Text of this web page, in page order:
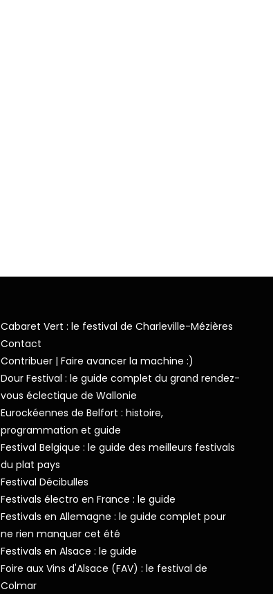
Cabaret Vert : le festival de Charleville-Mézières
Contact
Contribuer | Faire avancer la machine :)
Dour Festival : le guide complet du grand rendez-
vous éclectique de Wallonie
Eurockéennes de Belfort : histoire,
programmation et guide
Festival Belgique : le guide des meilleurs festivals
du plat pays
Festival Décibulles
Festivals électro en France : le guide
Festivals en Allemagne : le guide complet pour
ne rien manquer cet été
Festivals en Alsace : le guide
Foire aux Vins d'Alsace (FAV) : le festival de
Colmar